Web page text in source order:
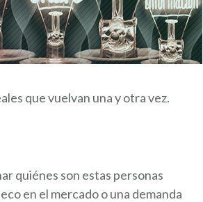
que vuelvan una y otra vez.
quiénes son estas personas
en el mercado o una demanda